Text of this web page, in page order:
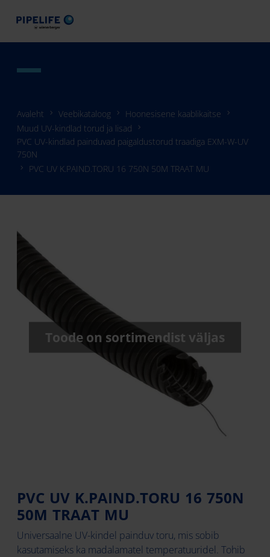
Avaleht Veebikataloog
Hoonesisene kaablikaitse
Muud UV-kindlad torud ja lisad
PVC UV-kindlad painduvad paigaldustorud traadiga EXM-W-UV
750N
PVC UV K.PAIND.TORU 16 750N 50M TRAAT MU
PVC UV K.PAIND.TORU 16 750N
50M TRAAT MU
Universaalne UV-kindel painduv toru, mis sobib
kasutamiseks ka madalamatel temperatuuridel. Tohib
Toode on sortimendist väljas